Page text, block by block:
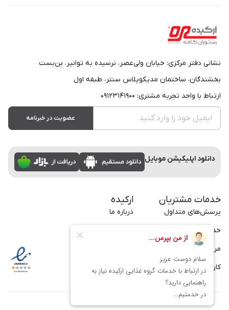
نشانی دفتر مرکزی: خیابان ولی‌عصر، نرسیده به توانیر، بن‌بست
بخشندگان، ساختمان مدیکوپلاس سنتر، طبقه اول
ارتباط با واحد تجربه مشتری: ۰۹۱۲۳۱۴۱۹۰۰
عضویت در خبرنامه
دانلود اپلیکیشن موبایل
خدمات مشتریان
پرسش‌های متداول
خدمات سازمانی
مراسم
کارت
ارکیده
درباره ما
فرصت‌های شغلی